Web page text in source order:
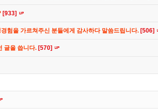
[933]
험을 가르쳐주신 분들에게 감사하다 말씀드립니다. [506]
글을 씁니다. [570]